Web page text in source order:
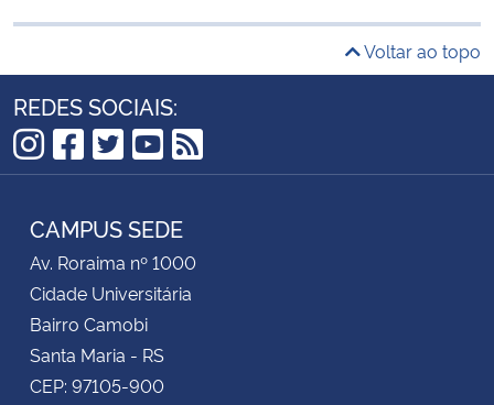
Voltar ao topo
REDES SOCIAIS:
Instagram
Facebook
Twitter
YouTube
RSS
CAMPUS SEDE
Av. Roraima nº 1000
Cidade Universitária
Bairro Camobi
Santa Maria - RS
CEP: 97105-900